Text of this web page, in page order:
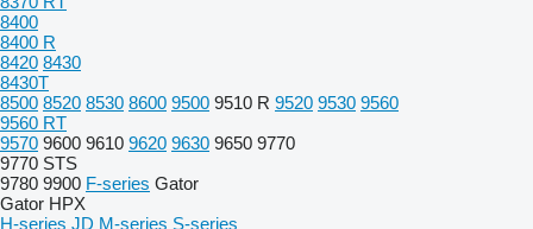
8400
8400 R
8420 8430
8430T
8500 8520 8530 8600 9500 9510 R 9520 9530 9560
9560 RT
9570 9600 9610 9620 9630 9650 9770
9770 STS
9780 9900 F-series Gator
Gator HPX
H-series JD M-series S-series